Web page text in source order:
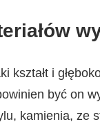
kształt i
być on
kamienia, ze